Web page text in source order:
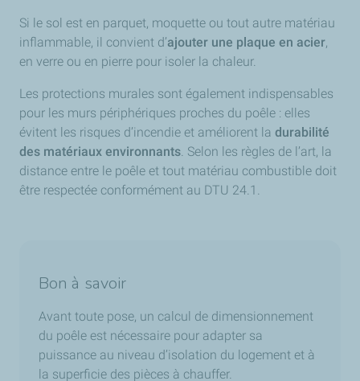
Si le sol est en parquet, moquette ou tout autre matériau
inflammable, il convient d’ajouter une plaque en acier,
en verre ou en pierre pour isoler la chaleur.
Les protections murales sont également indispensables
pour les murs périphériques proches du poêle : elles
évitent les risques d’incendie et améliorent la durabilité
des matériaux environnants. Selon les règles de l’art, la
distance entre le poêle et tout matériau combustible doit
être respectée conformément au DTU 24.1.
Bon à savoir
Avant toute pose, un calcul de dimensionnement
du poêle est nécessaire pour adapter sa
puissance au niveau d’isolation du logement et à
la superficie des pièces à chauffer.